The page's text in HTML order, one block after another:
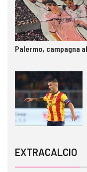
Palermo, campagna
EXTRACALCIO